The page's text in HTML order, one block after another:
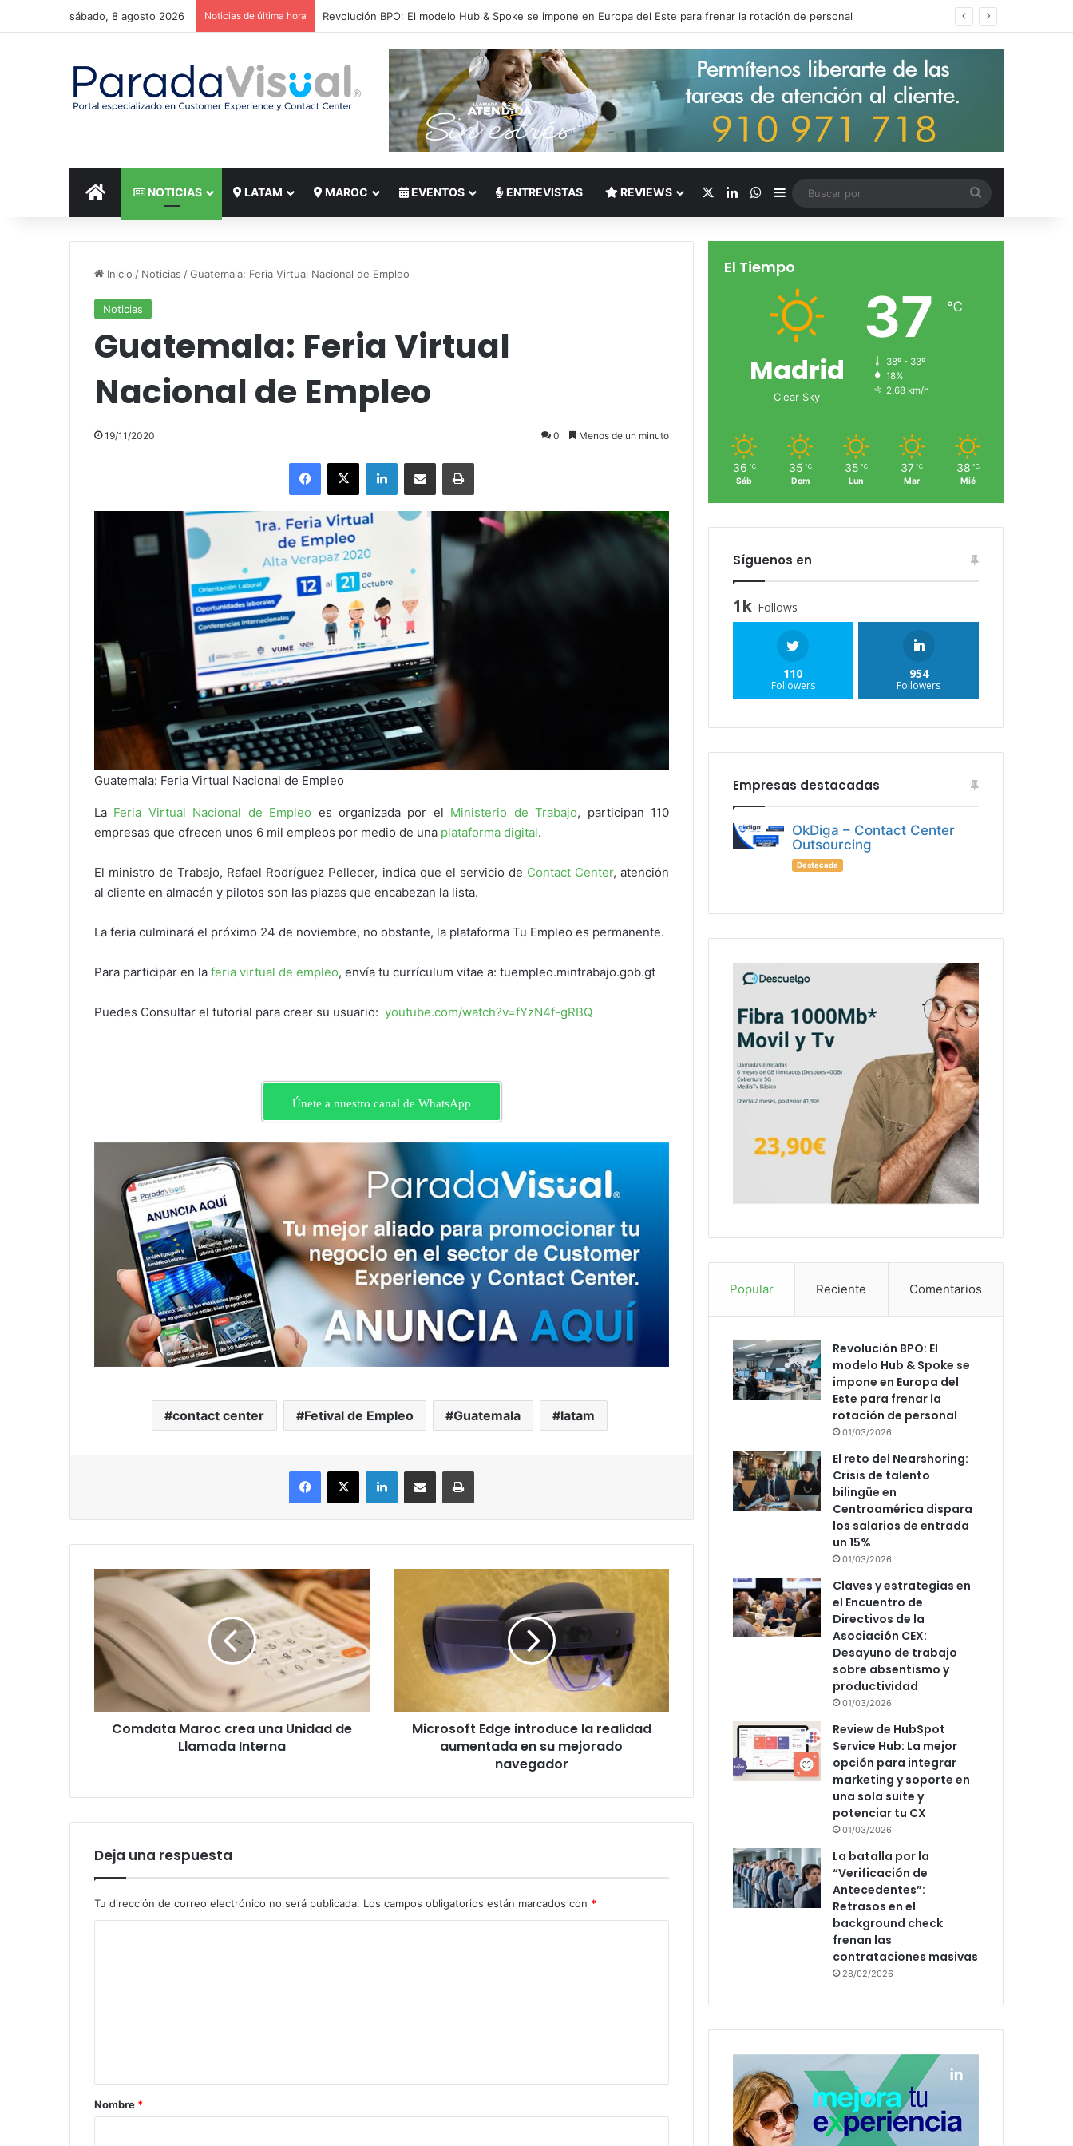
sábado, 8 agosto 2026 Noticias de última hora El reto del Nearshoring: Crisis de talento bilingüe en Centroamérica dispara los salarios de entrada un 15%
INICIO NOTICIAS LATAM MAROC EVENTOS ENTREVISTAS REVIEWS LinkedInWhatsApp
Barra lateral
por
Inicio / Noticias /Guatemala: Feria Virtual Nacional de Empleo
Noticias
Guatemala: Feria Virtual
Nacional de Empleo
19/11/2020 0 Menos de un minuto
Facebook
X LinkedInCompartir por correo electrónicoImprimir
Guatemala: Feria Virtual Nacional de Empleo
La Feria Virtual Nacional de Empleo es organizada por el Ministerio de Trabajo, participan 110
empresas que ofrecen unos 6 mil empleos por medio de una plataforma digital.
El ministro de Trabajo, Rafael Rodríguez Pellecer, indica que el servicio de Contact Center, atención
al cliente en almacén y pilotos son las plazas que encabezan la lista.
La feria culminará el próximo 24 de noviembre, no obstante, la plataforma Tu Empleo es permanente.
Para participar en la feria virtual de empleo, envía tu currículum vitae a: tuempleo.mintrabajo.gob.gt
Puedes Consultar el tutorial para crear su usuario: youtube.com/watch?v=fYzN4f-gRBQ
Únete a nuestro canal de WhatsApp
contact center Fetival de Empleo Guatemala latam
Facebook
X LinkedInCompartir por correo electrónicoImprimir
Comdata
Maroc
una
Unidad
de
Llamada
Interna
Comdata Maroc crea una Unidad de
Llamada Interna
introduce
realidad
aumentada
mejorado
navegador
Microsoft Edge introduce la realidad
aumentada en su mejorado
navegador
Deja una respuesta
Tu dirección de correo electrónico no será publicada. Los campos obligatorios están marcados con *
rNombre *
El Tiempo
Madrid
Clear Sky
37 ℃
38º - 33º
18%
2.68 km/h
36 ℃
Sáb
35 ℃
Dom
35 ℃
Lun
37 ℃
Mar
38 ℃
Mié
Síguenos en
1k Follows
110
Followers
954
Followers
Empresas destacadas
OkDiga – Contact Center
Outsourcing
Destacada
Popular Reciente Comentarios
Revolución BPO: El
modelo Hub & Spoke se
impone en Europa del
Este para frenar la
rotación de personal
01/03/2026
El reto del Nearshoring:
Crisis de talento
bilingüe en
Centroamérica dispara
los salarios de entrada
un 15%
01/03/2026
Claves y estrategias en
el Encuentro de
Directivos de la
Asociación CEX:
Desayuno de trabajo
sobre absentismo y
productividad
01/03/2026
Review de HubSpot
Service Hub: La mejor
opción para integrar
marketing y soporte en
una sola suite y
potenciar tu CX
01/03/2026
La batalla por la
“Verificación de
Antecedentes”:
Retrasos en el
background check
frenan las
contrataciones masivas
28/02/2026